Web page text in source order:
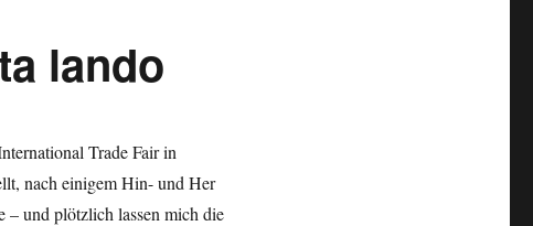
lando
Trade Fair in
nach einigem Hin- und Her
– und plötzlich lassen mich die